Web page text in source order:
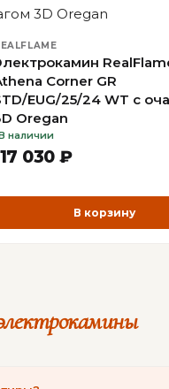
Corner GR
EUG/25/24 WT с
Oregan
наличии
030 ₽
В корзину